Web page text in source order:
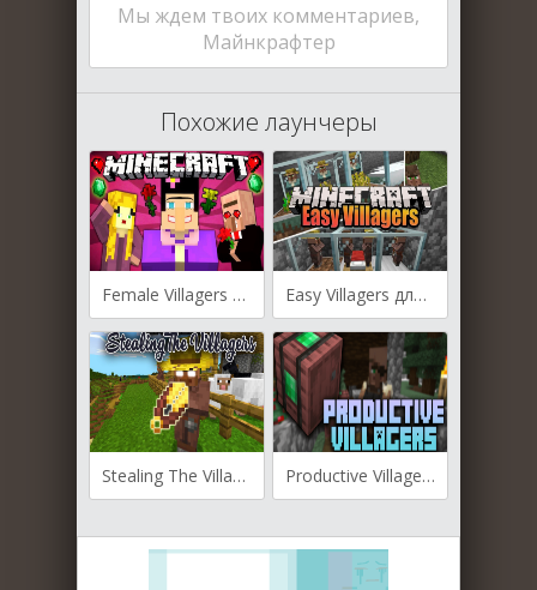
Мы ждем твоих комментариев,
Майнкрафтер
Похожие лаунчеры
Female Villagers для Майнкрафт [1.19.3, 1.19.2, 1.18.2] Easy Villagers для Майнкрафт [1.19.4, 1.19.3, 1.19.2]
Stealing The Villagers для Майнкрафт [1.19.4, 1.19.3, 1.19.2] Productive Villagers для Майнкрафт [1.19.2, 1.18.2]